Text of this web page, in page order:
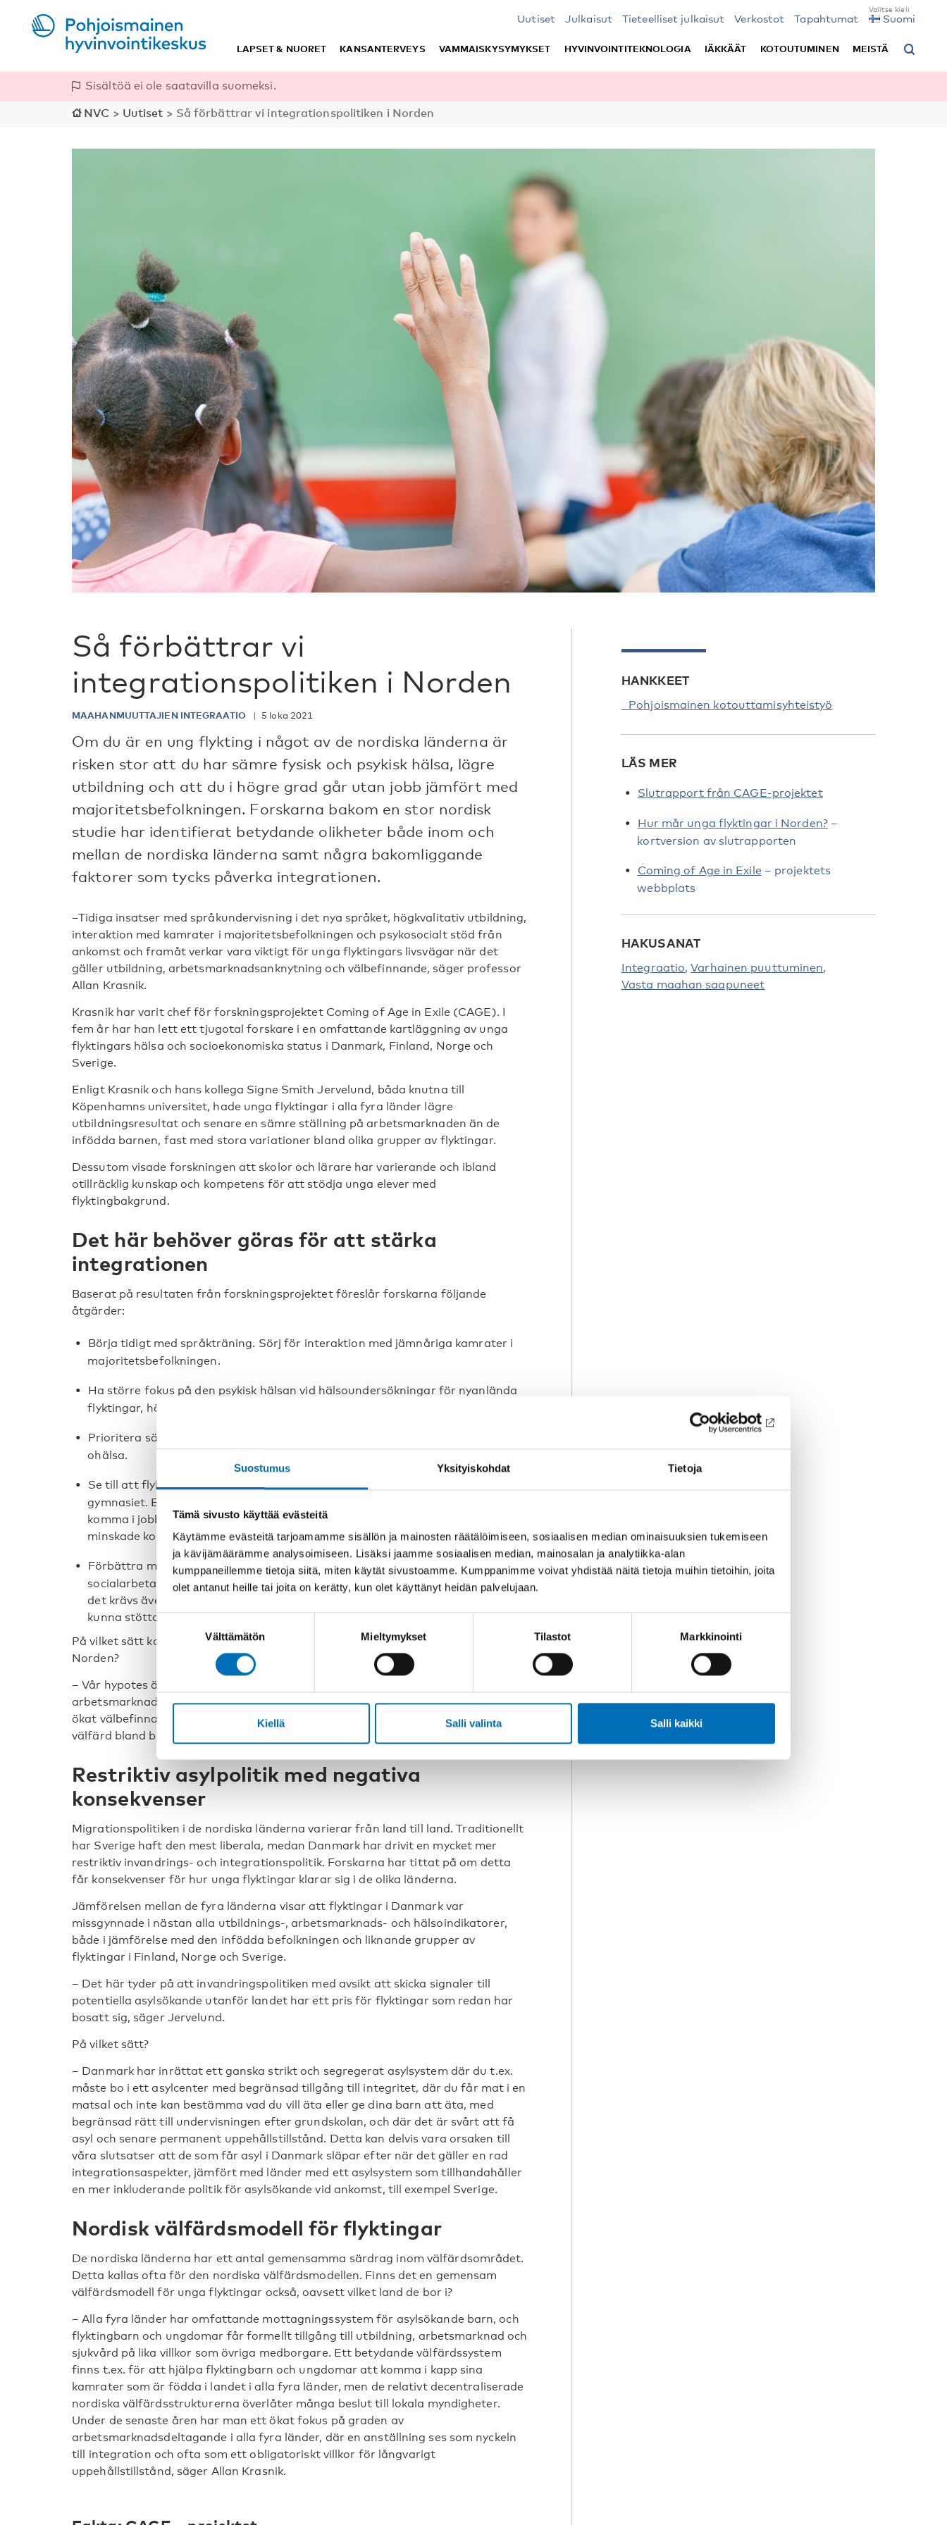
Suostumus Yksityiskohdat Tietoja
Tämä sivusto käyttää evästeitä
Käytämme evästeitä tarjoamamme sisällön ja mainosten räätälöimiseen, sosiaalisen median ominaisuuksien tukemiseen
ja kävijämäärämme analysoimiseen. Lisäksi jaamme sosiaalisen median, mainosalan ja analytiikka-alan
kumppaneillemme tietoja siitä, miten käytät sivustoamme. Kumppanimme voivat yhdistää näitä tietoja muihin tietoihin, joita
olet antanut heille tai joita on kerätty, kun olet käyttänyt heidän palvelujaan.
Suostumuksen
valinta
Välttämätön Mieltymykset Tilastot Markkinointi
Kiellä Salli valinta Salli kaikki
Uutiset Julkaisut Tieteelliset julkaisut Verkostot Tapahtumat Suomi
LAPSET & NUORET KANSANTERVEYS VAMMAISKYSYMYKSET HYVINVOINTITEKNOLOGIA IÄKKÄÄT KOTOUTUMINEN MEISTÄ
Sisältöä ei ole saatavilla suomeksi.
NVC > Uutiset > Så förbättrar vi integrationspolitiken i Norden
Så förbättrar vi
integrationspolitiken i Norden
MAAHANMUUTTAJIEN INTEGRAATIO 5 loka 2021
Om du är en ung flykting i något av de nordiska länderna är
risken stor att du har sämre fysisk och psykisk hälsa, lägre
utbildning och att du i högre grad går utan jobb jämfört med
majoritetsbefolkningen. Forskarna bakom en stor nordisk
studie har identifierat betydande olikheter både inom och
mellan de nordiska länderna samt några bakomliggande
faktorer som tycks påverka integrationen.
–Tidiga insatser med språkundervisning i det nya språket, högkvalitativ utbildning,
interaktion med kamrater i majoritetsbefolkningen och psykosocialt stöd från
ankomst och framåt verkar vara viktigt för unga flyktingars livsvägar när det
gäller utbildning, arbetsmarknadsanknytning och välbefinnande, säger professor
Allan Krasnik.
Krasnik har varit chef för forskningsprojektet Coming of Age in Exile (CAGE). I
fem år har han lett ett tjugotal forskare i en omfattande kartläggning av unga
flyktingars hälsa och socioekonomiska status i Danmark, Finland, Norge och
Sverige.
Enligt Krasnik och hans kollega Signe Smith Jervelund, båda knutna till
Köpenhamns universitet, hade unga flyktingar i alla fyra länder lägre
utbildningsresultat och senare en sämre ställning på arbetsmarknaden än de
infödda barnen, fast med stora variationer bland olika grupper av flyktingar.
Dessutom visade forskningen att skolor och lärare har varierande och ibland
otillräcklig kunskap och kompetens för att stödja unga elever med
flyktingbakgrund.
Det här behöver göras för att stärka
integrationen
Baserat på resultaten från forskningsprojektet föreslår forskarna följande
åtgärder:
Börja tidigt med språkträning. Sörj för interaktion med jämnåriga kamrater i
majoritetsbefolkningen.
Ha större fokus på den psykisk hälsan vid hälsoundersökningar för nyanlända
flyktingar, här utgör Danmark ett gott exempel.
Prioritera särskilt unga ensamkommande då de i hög grad riskerar psykisk
ohälsa.
Se till att flyktingar som anländer som tonåringar ges adekvat stöd att slutföra
gymnasiet. En genomförd gymnasieutbildning ökar avsevärt chanserna att
komma i jobb, vilket visat sig minska risken för ohälsa, men även medför
minskade kostnader för samhället.
Förbättra mångfaldskompetensen bland yrkesverksamma (lärare,
socialarbetare, hälso- och sjukvårdspersonal etc.). Erfarenhet kan hjälpa, men
det krävs även systematisk utbildning av yrkesverksamma för att effektivt
kunna stötta unga flyktingar.
På vilket sätt kommer dessa åtgärder att bidra till att främja integrationen i
Norden?
– Vår hypotes är att om utbildningsnivån höjs i den här gruppen, ökar
arbetsmarknadsdeltagandet och integrationen förbättras. Det i sin tur leder till
ökat välbefinnandet bland unga flyktingar och minskad ojämlikhet i hälsa och
välfärd bland befolkningen i Norden, säger Jervelund.
Restriktiv asylpolitik med negativa
konsekvenser
Migrationspolitiken i de nordiska länderna varierar från land till land. Traditionellt
har Sverige haft den mest liberala, medan Danmark har drivit en mycket mer
restriktiv invandrings- och integrationspolitik. Forskarna har tittat på om detta
får konsekvenser för hur unga flyktingar klarar sig i de olika länderna.
Jämförelsen mellan de fyra länderna visar att flyktingar i Danmark var
missgynnade i nästan alla utbildnings-, arbetsmarknads- och hälsoindikatorer,
både i jämförelse med den infödda befolkningen och liknande grupper av
flyktingar i Finland, Norge och Sverige.
– Det här tyder på att invandringspolitiken med avsikt att skicka signaler till
potentiella asylsökande utanför landet har ett pris för flyktingar som redan har
bosatt sig, säger Jervelund.
På vilket sätt?
– Danmark har inrättat ett ganska strikt och segregerat asylsystem där du t.ex.
måste bo i ett asylcenter med begränsad tillgång till integritet, där du får mat i en
matsal och inte kan bestämma vad du vill äta eller ge dina barn att äta, med
begränsad rätt till undervisningen efter grundskolan, och där det är svårt att få
asyl och senare permanent uppehållstillstånd. Detta kan delvis vara orsaken till
våra slutsatser att de som får asyl i Danmark släpar efter när det gäller en rad
integrationsaspekter, jämfört med länder med ett asylsystem som tillhandahåller
en mer inkluderande politik för asylsökande vid ankomst, till exempel Sverige.
Nordisk välfärdsmodell för flyktingar
De nordiska länderna har ett antal gemensamma särdrag inom välfärdsområdet.
Detta kallas ofta för den nordiska välfärdsmodellen. Finns det en gemensam
välfärdsmodell för unga flyktingar också, oavsett vilket land de bor i?
– Alla fyra länder har omfattande mottagningssystem för asylsökande barn, och
flyktingbarn och ungdomar får formellt tillgång till utbildning, arbetsmarknad och
sjukvård på lika villkor som övriga medborgare. Ett betydande välfärdssystem
finns t.ex. för att hjälpa flyktingbarn och ungdomar att komma i kapp sina
kamrater som är födda i landet i alla fyra länder, men de relativt decentraliserade
nordiska välfärdsstrukturerna överlåter många beslut till lokala myndigheter.
Under de senaste åren har man ett ökat fokus på graden av
arbetsmarknadsdeltagande i alla fyra länder, där en anställning ses som nyckeln
till integration och ofta som ett obligatoriskt villkor för långvarigt
uppehållstillstånd, säger Allan Krasnik.
HANKKEET
Pohjoismainen kotouttamisyhteistyö
LÄS MER
Slutrapport från CAGE-projektet
Hur mår unga flyktingar i Norden?–
kortversion av slutrapporten
Coming of Age in Exile– projektets
webbplats
HAKUSANAT
Integraatio Varhainen puuttuminen
Vasta maahan saapuneet